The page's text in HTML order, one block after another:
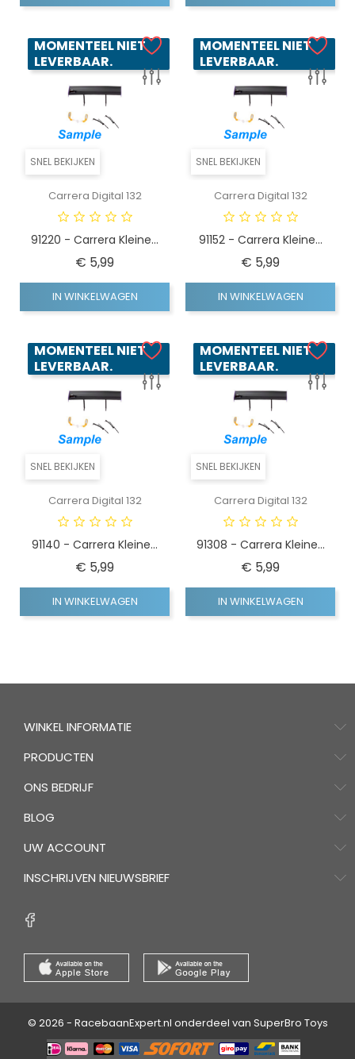
SNEL BEKIJKEN
MOMENTEEL NIET
LEVERBAAR.
Carrera Digital 132
91220 - Carrera Kleine...
€ 5,99Prijs
IN WINKELWAGEN
SNEL BEKIJKEN
MOMENTEEL NIET
LEVERBAAR.
Carrera Digital 132
91152 - Carrera Kleine...
€ 5,99Prijs
IN WINKELWAGEN
SNEL BEKIJKEN
MOMENTEEL NIET
LEVERBAAR.
Carrera Digital 132
91140 - Carrera Kleine...
€ 5,99Prijs
IN WINKELWAGEN
SNEL BEKIJKEN
MOMENTEEL NIET
LEVERBAAR.
Carrera Digital 132
91308 - Carrera Kleine...
€ 5,99Prijs
IN WINKELWAGEN
WINKEL INFORMATIE
PRODUCTEN
ONS BEDRIJF
BLOG
UW ACCOUNT
INSCHRIJVEN NIEUWSBRIEF
© 2026 - RacebaanExpert.nl onderdeel van SuperBro Toys